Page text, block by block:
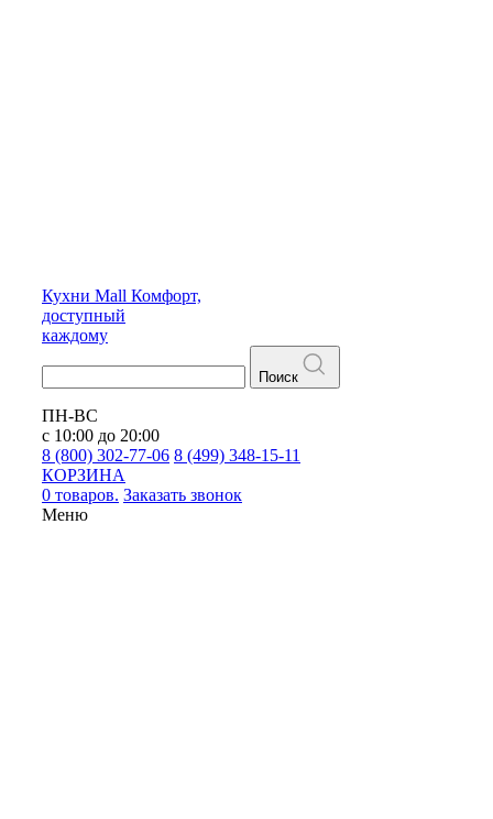
Кухни Mall Комфорт,
доступный
каждому
Поиск
ПН-ВС
с 10:00 до 20:00
8 (800) 302-77-06 8 (499) 348-15-11
КОРЗИНА
0 товаров. Заказать звонок
Меню